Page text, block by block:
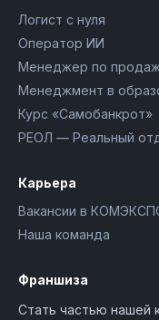
Логист с нуля
Оператор ИИ
Менеджер по
Менеджмент в
Курс «Самобанкрот»
РЕОЛ — Реальный
Карьера
Вакансии в
Наша команда
Франшиза
Стать частью нашей